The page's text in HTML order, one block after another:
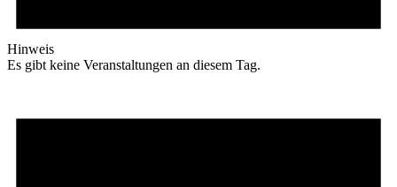
Hinweis
Es gibt keine Veranstaltungen an diesem Tag.